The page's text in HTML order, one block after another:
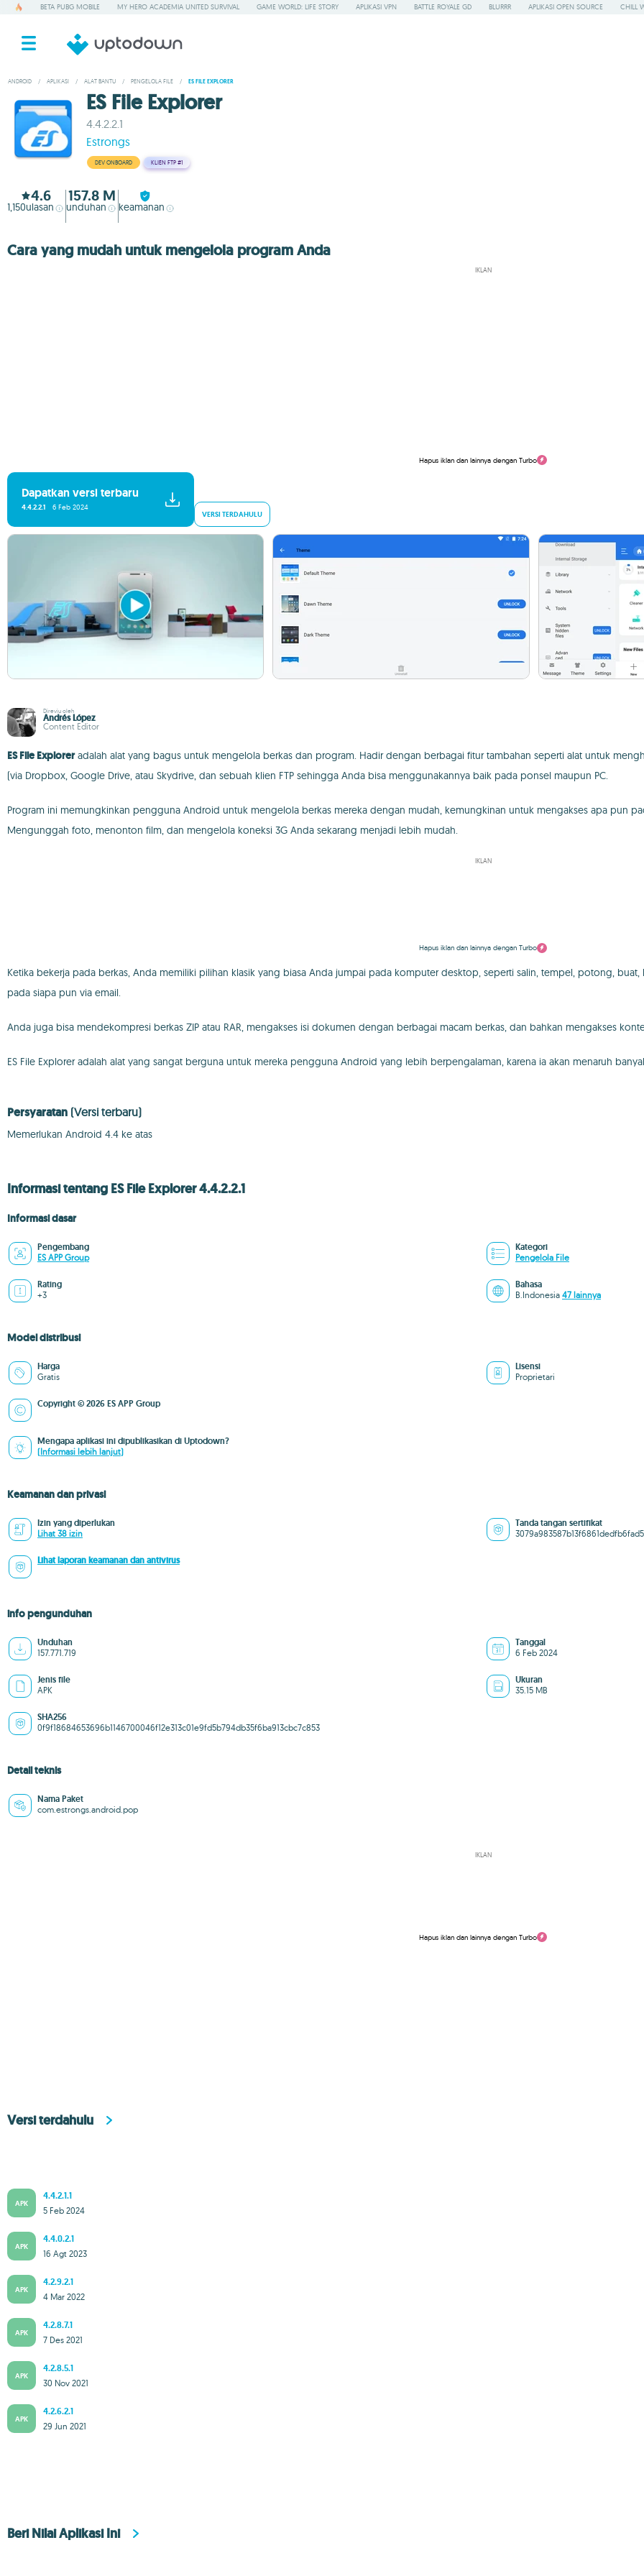
BETA PUBG MOBILE MY HERO ACADEMIA UNITED SURVIVAL GAME WORLD: LIFE STORY APLIKASI VPN BATTLE ROYALE GD BLURRR APLIKASI OPEN SOURCE CHILL
ANDROID / APLIKASI / ALAT BANTU / PENGELOLA FILE / ES FILE EXPLORER
ES File Explorer
4.4.2.2.1
Estrongs
DEV ONBOARD KLIEN FTP #1
4.6
1,150ulasan
157.8 M
unduhan keamanan
Cara yang mudah untuk mengelola program Anda
IKLAN
Hapus iklan dan lainnya dengan Turbo
Dapatkan versi terbaru
4.4.2.2.1 6 Feb 2024
VERSI TERDAHULU
Direviu oleh
Andrés López
Content Editor
ES File Exploreradalah alat yang bagus untuk mengelola berkas dan program. Hadir dengan berbagai fitur tambahan seperti alat untuk
(via Dropbox, Google Drive, atau Skydrive, dan sebuah klien FTP sehingga Anda bisa menggunakannya baik pada ponsel maupun PC.
Program ini memungkinkan pengguna Android untuk mengelola berkas mereka dengan mudah, kemungkinan untuk mengakses apa pun
Mengunggah foto, menonton film, dan mengelola koneksi 3G Anda sekarang menjadi lebih mudah.
IKLAN
Hapus iklan dan lainnya dengan Turbo
Ketika bekerja pada berkas, Anda memiliki pilihan klasik yang biasa Anda jumpai pada komputer desktop, seperti salin, tempel, potong,
pada siapa pun via email.
Anda juga bisa mendekompresi berkas ZIP atau RAR, mengakses isi dokumen dengan berbagai macam berkas, dan bahkan mengakses
ES File Explorer adalah alat yang sangat berguna untuk mereka pengguna Android yang lebih berpengalaman, karena ia akan menaruh
Persyaratan (Versi terbaru)
Memerlukan Android 4.4 ke atas
Informasi tentang ES File Explorer 4.4.2.2.1
Informasi dasar
Pengembang
ES APP Group
Kategori
Pengelola File
Rating
+3
Bahasa
B.Indonesia 47 lainnya
Model distribusi
Harga
Gratis
Lisensi
Proprietari
Copyright © 2026 ES APP Group
Mengapa aplikasi ini dipublikasikan di Uptodown?
(Informasi lebih lanjut)
Keamanan dan privasi
Izin yang diperlukan
Lihat 38 izin
Tanda tangan sertifikat
Lihat laporan keamanan dan antivirus
info pengunduhan
Unduhan
157.771.719
Tanggal
6 Feb 2024
Jenis file
APK
Ukuran
35.15 MB
SHA256
0f9f18684653696b1146700046f12e313c01e9fd5b794db35f6ba913cbc7c853
Detail teknis
Nama Paket
com.estrongs.android.pop
IKLAN
Hapus iklan dan lainnya dengan Turbo
Versi terdahulu
APK
4.4.2.1.1
5 Feb 2024
APK
4.4.0.2.1
16 Agt 2023
APK
4.2.9.2.1
4 Mar 2022
APK
4.2.8.7.1
7 Des 2021
APK
4.2.8.5.1
30 Nov 2021
APK
4.2.6.2.1
29 Jun 2021
Beri Nilai Aplikasi Ini